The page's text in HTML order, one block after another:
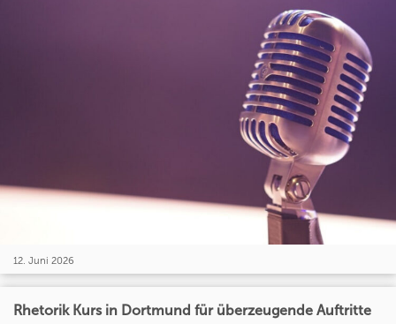
12. Juni 2026
Rhetorik Kurs in Dortmund für überzeugende Auftritte